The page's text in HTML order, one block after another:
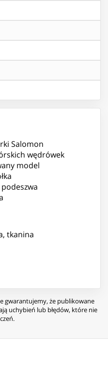
Salomon
wędrówek
model
tkanina
gwarantujemy, że publikowane
uchybień lub błędów, które nie